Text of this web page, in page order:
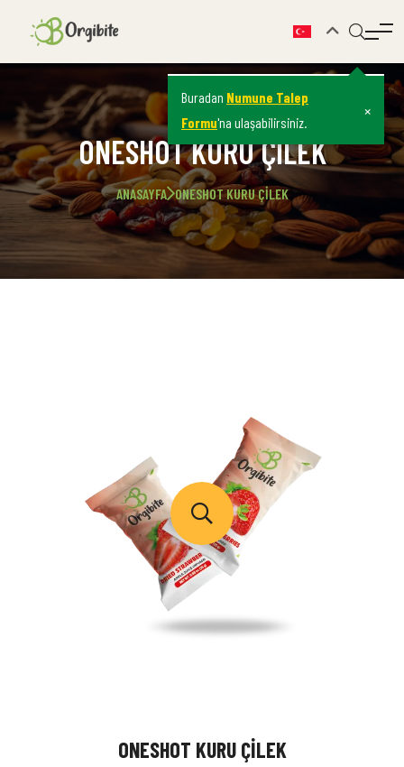
Buradan Numune Talep
Formu'na ulaşabilirsiniz.
×
ONESHOT KURU ÇILEK
ANASAYFA ONESHOT KURU ÇILEK
ONESHOT KURU ÇILEK